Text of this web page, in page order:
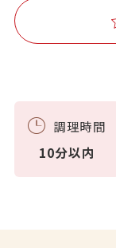
調理時間
10分以内